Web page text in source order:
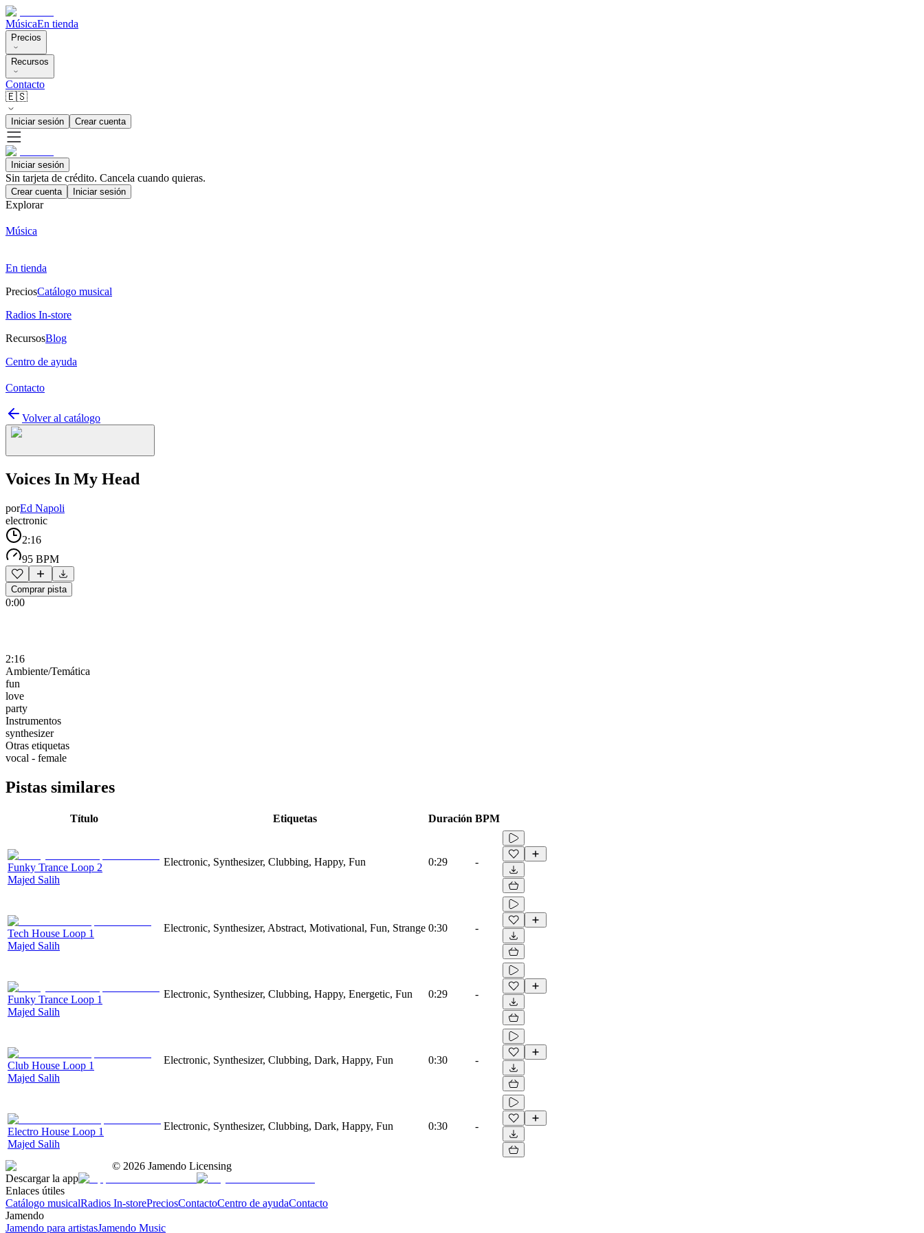
MúsicaEn tienda
Precios
Recursos
Contacto
🇪🇸
Iniciar sesión Crear cuenta
Iniciar sesión
Sin tarjeta de crédito. Cancela cuando quieras.
Crear cuenta Iniciar sesión
Explorar
Música
En tienda
PreciosCatálogo musical
Radios In-store
RecursosBlog
Centro de ayuda
Contacto
Volver al catálogo
Voices In My Head
porEd Napoli
electronic
2:16
95 BPM
Comprar pista
0:00
2:16
Ambiente/Temática
fun
love
party
Instrumentos
synthesizer
Otras etiquetas
vocal - female
Pistas similares
Título Etiquetas Duración BPM
Funky Trance Loop 2
Majed Salih
Electronic, Synthesizer, Clubbing, Happy, Fun 0:29 -
Tech House Loop 1
Majed Salih
Electronic, Synthesizer, Abstract, Motivational, Fun, Strange 0:30 -
Funky Trance Loop 1
Majed Salih
Electronic, Synthesizer, Clubbing, Happy, Energetic, Fun 0:29 -
Club House Loop 1
Majed Salih
Electronic, Synthesizer, Clubbing, Dark, Happy, Fun 0:30 -
Electro House Loop 1
Majed Salih
Electronic, Synthesizer, Clubbing, Dark, Happy, Fun 0:30 -
© 2026 Jamendo Licensing
Descargar la app
Enlaces útiles
Catálogo musicalRadios In-storePreciosContactoCentro de ayudaContacto
Jamendo
Jamendo para artistasJamendo Music